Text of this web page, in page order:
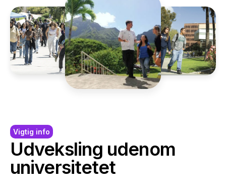
Vigtig info
Udveksling udenom
universitetet